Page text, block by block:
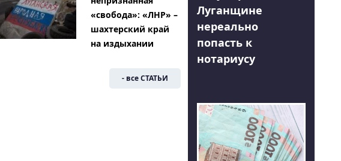
«свобода»: «ЛНР» –
шахтерский край
на издыхании
- все СТАТЬИ
Луганщине
нереально
попасть к
нотариусу